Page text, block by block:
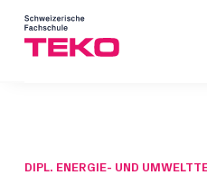
DIPL. ENERGIE- UND